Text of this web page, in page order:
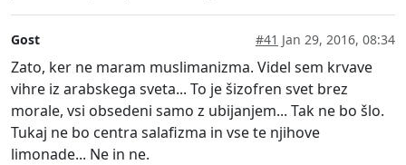
Gost #41 Jan 29, 2016, 08:34
Zato, ker ne maram muslimanizma. Videl sem krvave
vihre iz arabskega sveta... To je šizofren svet brez
morale, vsi obsedeni samo z ubijanjem... Tak ne bo šlo.
Tukaj ne bo centra salafizma in vse te njihove
limonade... Ne in ne.